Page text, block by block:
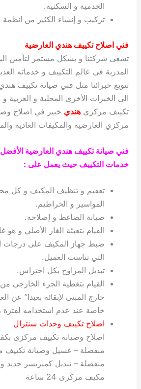
الخدمية و السكنية.
تركيب و إنشاء الكثير من انظمة
فني اصلاح تكييف هندي العارضية
تسعى شركتنا و بشكل مستمر لتأمين اليد
المدربة في عالم التكييف و خدماته
تنويع خبرائنا مثل فني صيانة تكييف
الى الخبرات الأخرى المحلية و العربية و
تكييف مركزيهندي خبير في اصلاح
مركزي العارضية والمكيفات العادية
فني صيانة تكييف هندي العارضية الأفضل
خدمات التكييف حيث يعمل على :
تعقيم و تنظيف المكيف و كل
المواسير و الخراطيم.
صيانة الضاغط و إصلاحه.
القيام بتعبئة الغاز الأصلي و هو
ضبط جهاز المكيف على درجات
التي تناسب العميل.
تبديل المراوح بكل احتراس.
القيام بتغطية الجزء الخارجي
خارج المبنى لإبقائه بعيدا” عن
خاصة عند عدم استخدامه لفترة
اصلاح تكييف وحدات سنترال
اصلاح وصيانة تكييف مركزى
منفصلة – غسيل وصيانة
منفصلة – تبديل كمبريسر جديد
مكيف مركزى 24 ساعة